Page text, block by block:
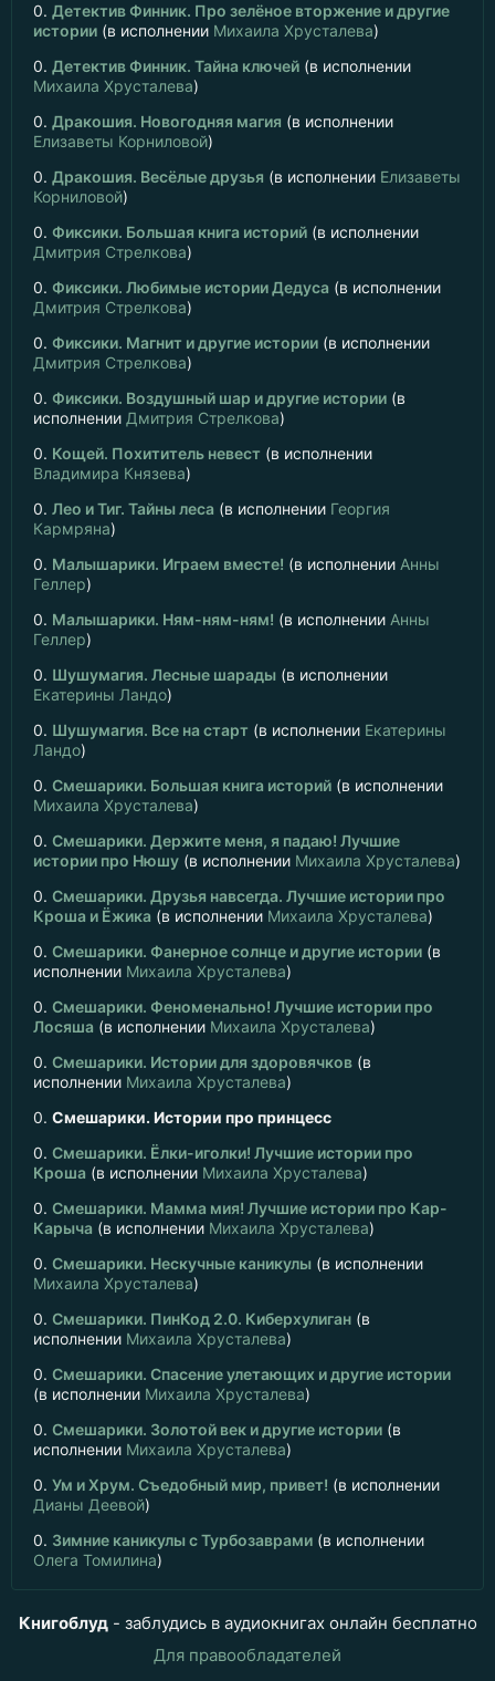
0. Детектив Финник. Про зелёное вторжение и другие
истории (в исполнении Михаила Хрусталева)
0. Детектив Финник. Тайна ключей (в исполнении
Михаила Хрусталева)
0. Дракошия. Новогодняя магия (в исполнении
Елизаветы Корниловой)
0. Дракошия. Весёлые друзья (в исполнении Елизаветы
Корниловой)
0. Фиксики. Большая книга историй (в исполнении
Дмитрия Стрелкова)
0. Фиксики. Любимые истории Дедуса (в исполнении
Дмитрия Стрелкова)
0. Фиксики. Магнит и другие истории (в исполнении
Дмитрия Стрелкова)
0. Фиксики. Воздушный шар и другие истории (в
исполнении Дмитрия Стрелкова)
0. Кощей. Похититель невест (в исполнении
Владимира Князева)
0. Лео и Тиг. Тайны леса (в исполнении Георгия
Кармряна)
0. Малышарики. Играем вместе! (в исполнении Анны
Геллер)
0. Малышарики. Ням-ням-ням! (в исполнении Анны
Геллер)
0. Шушумагия. Лесные шарады (в исполнении
Екатерины Ландо)
0. Шушумагия. Все на старт (в исполнении Екатерины
Ландо)
0. Смешарики. Большая книга историй (в исполнении
Михаила Хрусталева)
0. Смешарики. Держите меня, я падаю! Лучшие
истории про Нюшу (в исполнении Михаила Хрусталева)
0. Смешарики. Друзья навсегда. Лучшие истории про
Кроша и Ёжика (в исполнении Михаила Хрусталева)
0. Смешарики. Фанерное солнце и другие истории (в
исполнении Михаила Хрусталева)
0. Смешарики. Феноменально! Лучшие истории про
Лосяша (в исполнении Михаила Хрусталева)
0. Смешарики. Истории для здоровячков (в
исполнении Михаила Хрусталева)
0. Смешарики. Истории про принцесс
0. Смешарики. Ёлки-иголки! Лучшие истории про
Кроша (в исполнении Михаила Хрусталева)
0. Смешарики. Мамма мия! Лучшие истории про Кар-
Карыча (в исполнении Михаила Хрусталева)
0. Смешарики. Нескучные каникулы (в исполнении
Михаила Хрусталева)
0. Смешарики. ПинКод 2.0. Киберхулиган (в
исполнении Михаила Хрусталева)
0. Смешарики. Спасение улетающих и другие истории
(в исполнении Михаила Хрусталева)
0. Смешарики. Золотой век и другие истории (в
исполнении Михаила Хрусталева)
0. Ум и Хрум. Съедобный мир, привет! (в исполнении
Дианы Деевой)
0. Зимние каникулы с Турбозаврами (в исполнении
Олега Томилина)
Книгоблуд- заблудись в аудиокнигах онлайн бесплатно
Для правообладателей